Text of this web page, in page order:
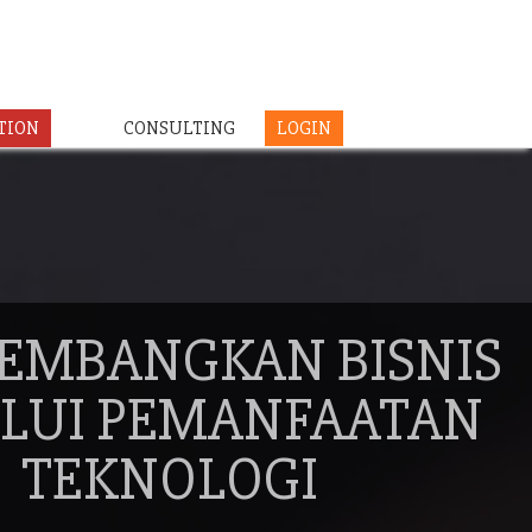
CONSULTING LOGIN
BISNIS
PEMANFAATAN
TEKNOLOGI